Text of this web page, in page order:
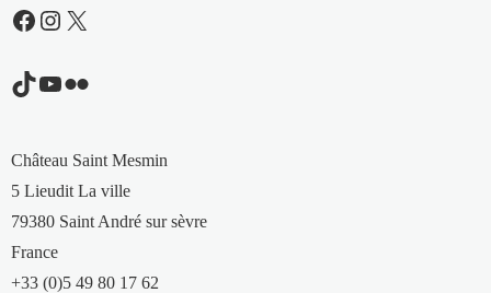
Facebook
Instagram
X
TikTok
YouTube
Flickr
Château Saint Mesmin
5 Lieudit La ville
79380 Saint André sur sèvre
France
+33 (0)5 49 80 17 62